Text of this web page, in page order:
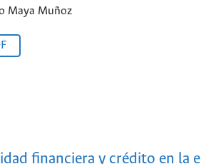
Maya Muñoz
financiera y crédito en la